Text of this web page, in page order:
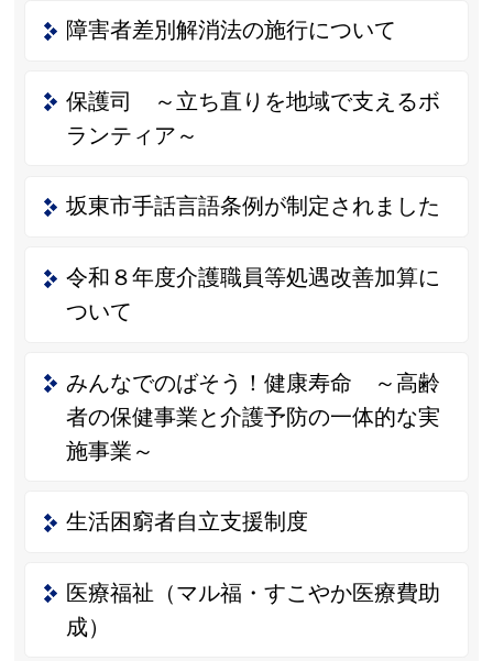
障害者差別解消法の施行について
保護司 ～立ち直りを地域で支えるボ
ランティア～
坂東市手話言語条例が制定されました
令和８年度介護職員等処遇改善加算に
ついて
みんなでのばそう！健康寿命 ～高齢
者の保健事業と介護予防の一体的な実
施事業～
生活困窮者自立支援制度
医療福祉（マル福・すこやか医療費助
成）